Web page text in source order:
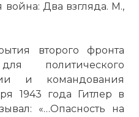
война: Два взгляда. М.,
второго фронта
политического
и командования
1943 года Гитлер в
«…Опасность на